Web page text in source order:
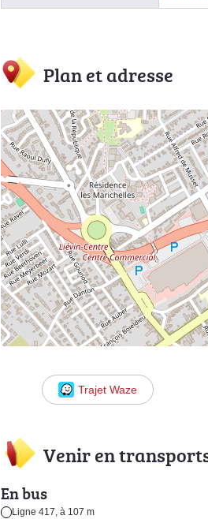
Plan et adresse
Trajet Waze
Venir en
En bus
Ligne 417, à 107 m